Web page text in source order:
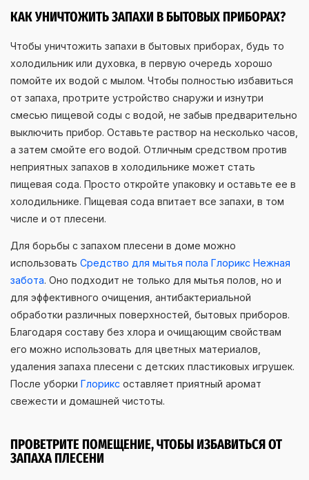
КАК УНИЧТОЖИТЬ ЗАПАХИ В БЫТОВЫХ ПРИБОРАХ?
Чтобы уничтожить запахи в бытовых приборах, будь то
холодильник или духовка, в первую очередь хорошо
помойте их водой с мылом. Чтобы полностью избавиться
от запаха, протрите устройство снаружи и изнутри
смесью пищевой соды с водой, не забыв предварительно
выключить прибор. Оставьте раствор на несколько часов,
а затем смойте его водой. Отличным средством против
неприятных запахов в холодильнике может стать
пищевая сода. Просто откройте упаковку и оставьте ее в
холодильнике. Пищевая сода впитает все запахи, в том
числе и от плесени.
Для борьбы с запахом плесени в доме можно
использовать Средство для мытья пола Глорикс Нежная
забота. Оно подходит не только для мытья полов, но и
для эффективного очищения, антибактериальной
обработки различных поверхностей, бытовых приборов.
Благодаря составу без хлора и очищающим свойствам
его можно использовать для цветных материалов,
удаления запаха плесени с детских пластиковых игрушек.
После уборки Глорикс оставляет приятный аромат
свежести и домашней чистоты.
ПРОВЕТРИТЕ ПОМЕЩЕНИЕ, ЧТОБЫ ИЗБАВИТЬСЯ ОТ
ЗАПАХА ПЛЕСЕНИ